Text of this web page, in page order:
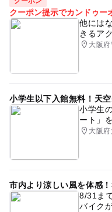
注意・制限事項
駐車場は台数に限り
が、1家族様1台での
応募方法
このイベントの受付
クーポン提示でカンドゥー
他には
きるア
大阪
小学生以下入館無料！天
小学生
ート」
大阪
市内より涼しい風を体感
8/31ま
バイク